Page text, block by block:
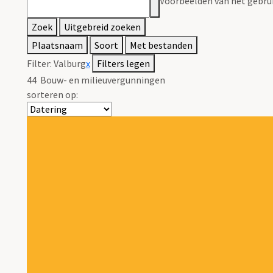
Zoek
Uitgebreid zoeken
Plaatsnaam
Soort
Met bestanden
Filter: Valburgx Filters legen
44 Bouw- en milieuvergunningen
sorteren op: